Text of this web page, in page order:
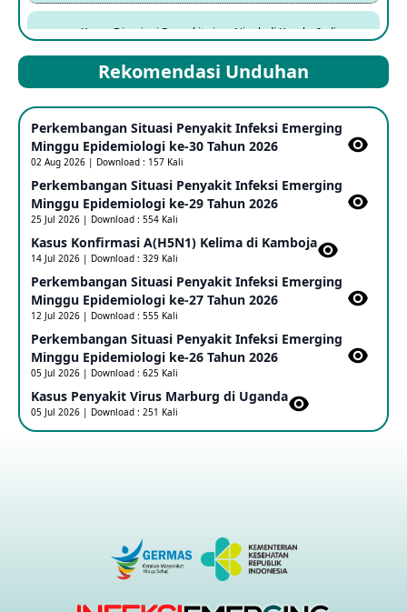
Kasus Dicurigai Penyakit virus Nipah di Kerala, India
Mpox Clade 1b di Taiwan
25 May 2026
Update Informasi PHEIC Penyakit Ebola
23 May 2026
Penetapan Outbreak Penyakit Ebola di RD Kongo dan
Uganda Sebagai PHEIC
17 May 2026
Outbreak Penyakti Ebola di RD Kongo
16 May 2026
Kasus Konfirmasi A(H5NN6) di Cina
Penyakit virus Hanta di Kapal Pesiar Keberangkatan
Rekomendasi Unduhan
Perkembangan Situasi Penyakit Infeksi Emerging
Minggu Epidemiologi ke-30 Tahun 2026
02 Aug 2026 | Download : 157 Kali
Perkembangan Situasi Penyakit Infeksi Emerging
Minggu Epidemiologi ke-29 Tahun 2026
25 Jul 2026 | Download : 554 Kali
Kasus Konfirmasi A(H5N1) Kelima di Kamboja​
14 Jul 2026 | Download : 329 Kali
Perkembangan Situasi Penyakit Infeksi Emerging
Minggu Epidemiologi ke-27 Tahun 2026
12 Jul 2026 | Download : 555 Kali
Perkembangan Situasi Penyakit Infeksi Emerging
Minggu Epidemiologi ke-26 Tahun 2026
05 Jul 2026 | Download : 625 Kali
Kasus Penyakit Virus Marburg di Uganda
05 Jul 2026 | Download : 251 Kali